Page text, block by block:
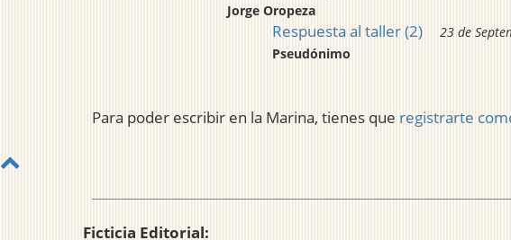
Jorge Oropeza
Respuesta al taller (2)
23 de
Pseudónimo
Para poder escribir en la Marina, tienes que registrarte
Ficticia Editorial: